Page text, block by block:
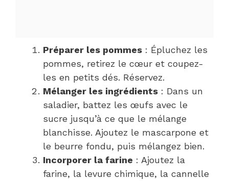
Préparer les pommes : Épluchez les
pommes, retirez le cœur et coupez-
les en petits dés. Réservez.
Mélanger les ingrédients : Dans un
saladier, battez les œufs avec le
sucre jusqu’à ce que le mélange
blanchisse. Ajoutez le mascarpone et
le beurre fondu, puis mélangez bien.
Incorporer la farine : Ajoutez la
farine, la levure chimique, la cannelle